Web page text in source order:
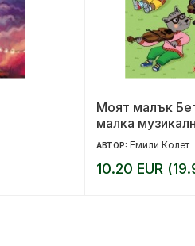
Моят малък
малка
АВТОР: Емили Колет
10.20 EUR